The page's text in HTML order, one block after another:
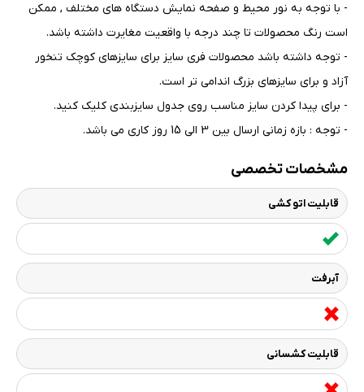
- با توجه به نور محیط و صفحه نمایش دستگاه های مختلف , ممکن
است رنگ محصولات تا چند درجه با واقعیت مغایرت داشته باشد.
- توجه داشته باشد محصولات فری سایز برای سایزهای کوچک تنخور
آزاد و برای سایزهای بزرگ اندامی تر است.
- برای پیدا کردن سایز مناسب روی جدول سایزبندی کلیک کنید.
- توجه : بازه زمانی ارسال بین 3 الی 15 روز کاری می باشد.
مشخصات تخصصی
قابلیت اتو کشی
آبرفت
قابلیت کشسانی